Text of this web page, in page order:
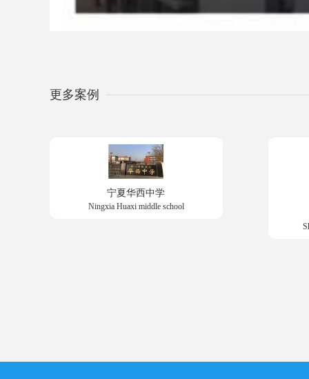
更多案例
宁夏华西中学
Ningxia Huaxi middle school